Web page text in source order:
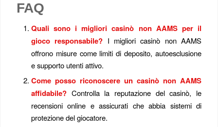
FAQ
Quali sono i migliori casinò non AAMS per il
gioco responsabile? I migliori casinò non AAMS
offrono misure come limiti di deposito, autoesclusione
e supporto utenti attivo.
Come posso riconoscere un casinò non AAMS
affidabile?Controlla la reputazione del casinò, le
recensioni online e assicurati che abbia sistemi di
protezione del giocatore.